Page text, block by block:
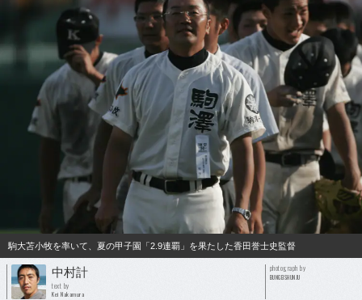
駒大苫小牧を率いて、夏の甲子園「2.9連覇」を果たした香田誉士史監督
中村計
text by
Kei Nakamura
photograph by
BUNGEISHUNJU